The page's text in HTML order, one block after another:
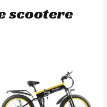
scootere